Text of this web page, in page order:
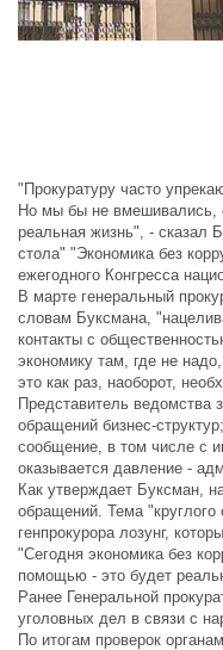
"Прокуратуру часто
Но мы бы не вмешивались,
реальная жизнь", - сказал
стола" "Экономика без
ежегодного Конгресса
В марте генеральный
словам Буксмана,
контакты с
экономику там, где не
это как раз, наоборот,
Представитель ведомства
обращений бизнес-
сообщение, в том числе с
оказывается давление -
Как утверждает Буксман,
обращений. Тема
генпрокурора лозунг,
"Сегодня экономика без
помощью - это будет
Ранее Генеральной
уголовных дел в связи с
По итогам проверок